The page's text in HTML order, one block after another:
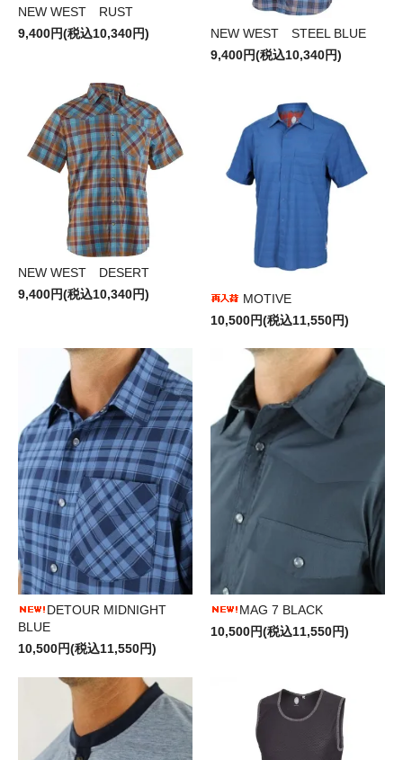
NEW WEST RUST
9,400円(税込10,340円)
NEW WEST STEEL BLUE
9,400円(税込10,340円)
NEW WEST DESERT
9,400円(税込10,340円)
MOTIVE
10,500円(税込11,550円)
DETOUR MIDNIGHT
BLUE
10,500円(税込11,550円)
MAG 7 BLACK
10,500円(税込11,550円)